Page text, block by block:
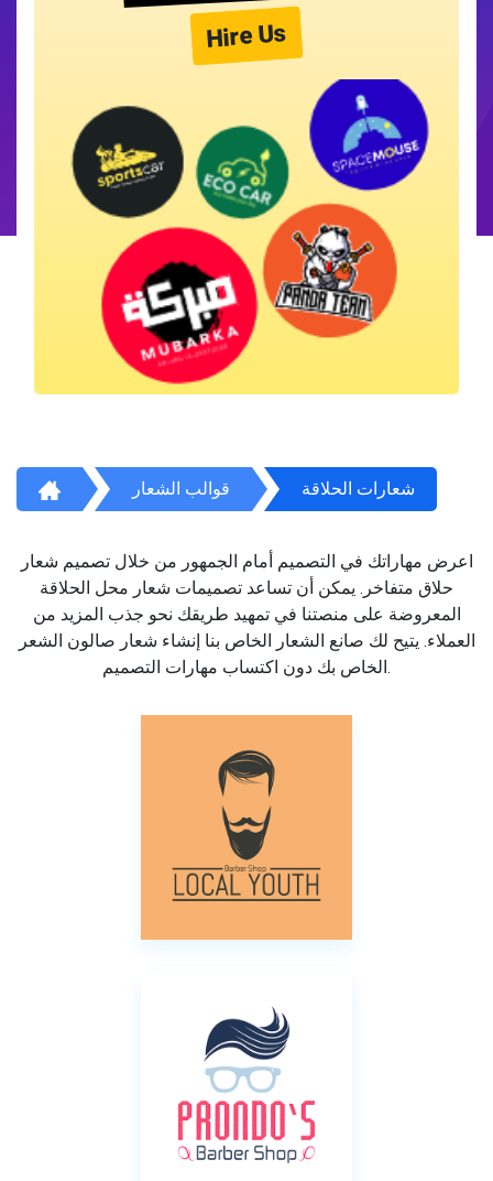
Hire Us
قوالب الشعار شعارات الحلاقة
اعرض مهاراتك في التصميم أمام الجمهور من خلال تصميم شعار
حلاق متفاخر. يمكن أن تساعد تصميمات شعار محل الحلاقة
المعروضة على منصتنا في تمهيد طريقك نحو جذب المزيد من
العملاء. يتيح لك صانع الشعار الخاص بنا إنشاء شعار صالون الشعر
الخاص بك دون اكتساب مهارات التصميم.